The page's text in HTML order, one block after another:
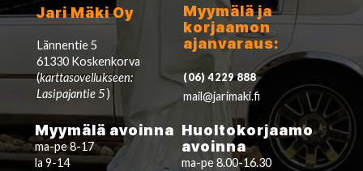
Jari Mäki Oy
Lännentie 5
61330 Koskenkorva
(karttasovellukseen:
Lasipajantie 5)
Myymälä ja
korjaamon
ajanvaraus:
(06) 4229 888
mail@jarimaki.fi
Myymälä avoinna
ma-pe 8-17
la 9-14
Huoltokorjaamo
avoinna
ma-pe 8.00-16.30